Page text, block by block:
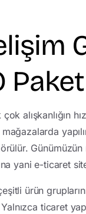
alışkanlığın
yani e-ticaret
ürün
ticaret